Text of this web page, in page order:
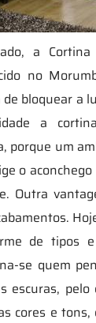
a Cortina
no
bloquear a
a
porque um
o
Outra
de tipos
se quem
escuras,
cores e tons,